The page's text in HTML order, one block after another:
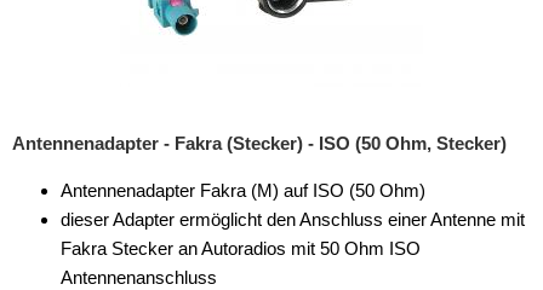
Antennenadapter - Fakra (Stecker) - ISO (50 Ohm, Stecker)
Antennenadapter Fakra (M) auf ISO (50 Ohm)
dieser Adapter ermöglicht den Anschluss einer Antenne mit
Fakra Stecker an Autoradios mit 50 Ohm ISO
Antennenanschluss